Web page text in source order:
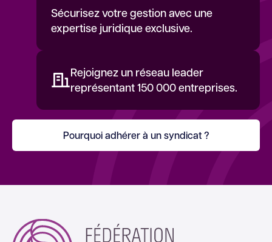
Sécurisez votre gestion avec une
expertise juridique exclusive.
Rejoignez un réseau leader
représentant 150 000 entreprises.
Pourquoi adhérer à un syndicat ?